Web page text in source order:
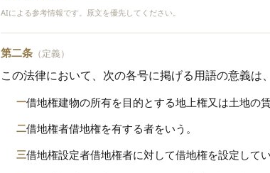
AIによる参考情報です。原文を優先してください。
第二条 （定義）
この法律において、次の各号に掲げる用語の意義は
一借地権建物の所有を目的とする地上権又は土地の賃
二借地権者借地権を有する者をいう。
三借地権設定者借地権者に対して借地権を設定してい